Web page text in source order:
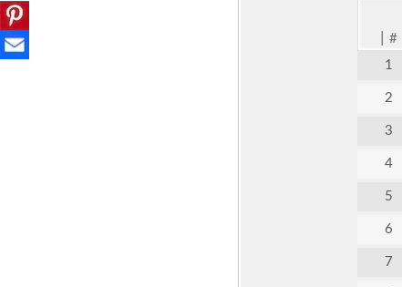
#
1
2
3
4
5
6
7